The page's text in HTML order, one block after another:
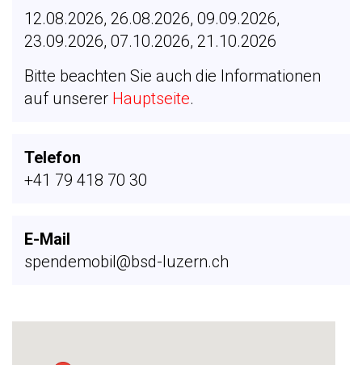
12.08.2026, 26.08.2026, 09.09.2026,
23.09.2026, 07.10.2026, 21.10.2026
Bitte beachten Sie auch die Informationen
auf unserer Hauptseite.
Telefon
+41 79 418 70 30
E-Mail
spendemobil@bsd-luzern.ch